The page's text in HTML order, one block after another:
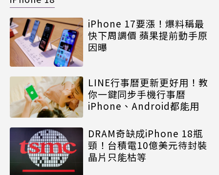
iPhone 17要漲！爆料稱最
快下周調價 蘋果提前動手原
因曝
LINE行事曆更新更好用！教
你一鍵同步手機行事曆
iPhone、Android都能用
DRAM奇缺成iPhone 18瓶
頸！台積電10億美元待封裝
晶片只能枯等